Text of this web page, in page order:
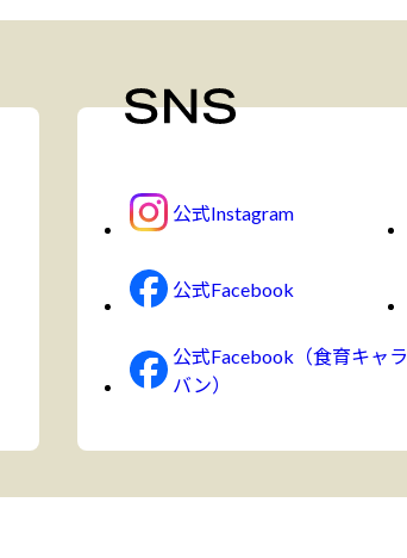
公式Instagram
公式Facebook
公式Facebook（食育キャラ
バン）